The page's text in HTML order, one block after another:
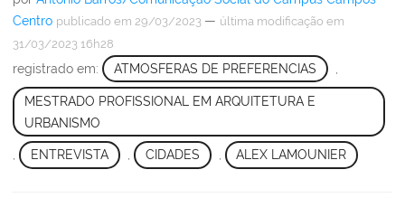
Centro publicado em 29/03/2023 — última modificação em
31/03/2023 16h28
registrado em: ATMOSFERAS DE PREFERENCIAS
MESTRADO PROFISSIONAL EM ARQUITETURA E
URBANISMO
, ENTREVISTA , CIDADES , ALEX LAMOUNIER